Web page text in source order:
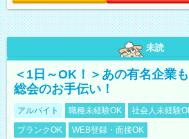
未読
＜1日～OK！＞あの有名企業
総会のお手伝い！
アルバイト 職種未経験OK 社会人未経験
ブランクOK
WEB登録・面接OK